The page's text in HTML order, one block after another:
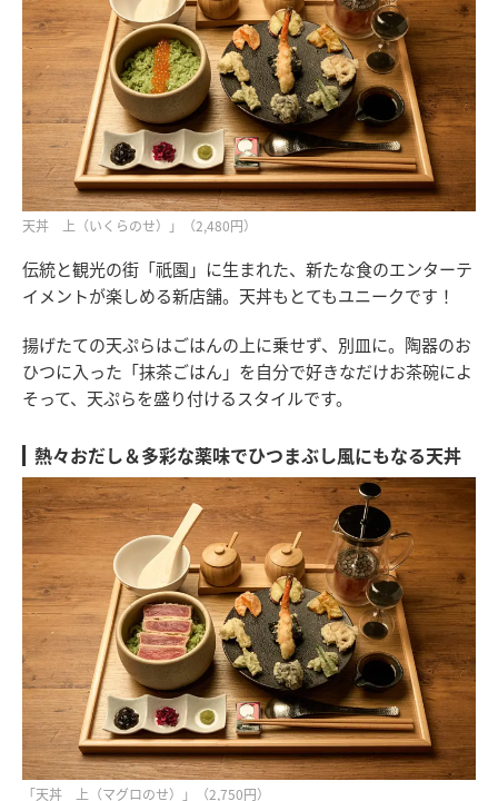
天丼 上（いくらのせ）」（2,480円）
伝統と観光の街「祇園」に生まれた、新たな食のエンターテ
イメントが楽しめる新店舗。天丼もとてもユニークです！
揚げたての天ぷらはごはんの上に乗せず、別皿に。陶器のお
ひつに入った「抹茶ごはん」を自分で好きなだけお茶碗によ
そって、天ぷらを盛り付けるスタイルです。
熱々おだし＆多彩な薬味でひつまぶし風にもなる天丼
「天丼 上（マグロのせ）」（2,750円）